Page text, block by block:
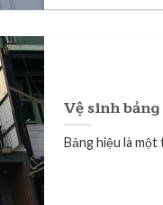
Vệ sinh
Bảng hiệu là